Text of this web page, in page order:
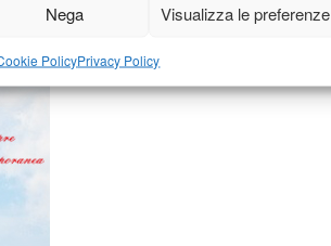
Nega Visualizza le preferenze
PolicyPrivacy Policy